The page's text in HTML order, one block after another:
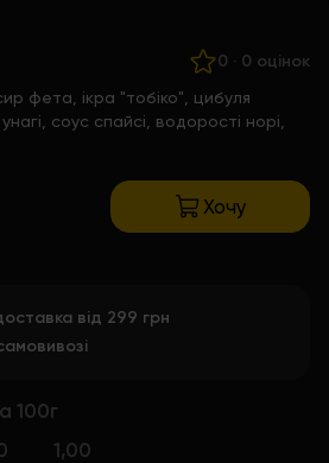
0 · 0 оцінок
фета, ікра "тобіко", цибуля
соус спайсі, водорості норі,
Хочу
від 299 грн
100г
1,00